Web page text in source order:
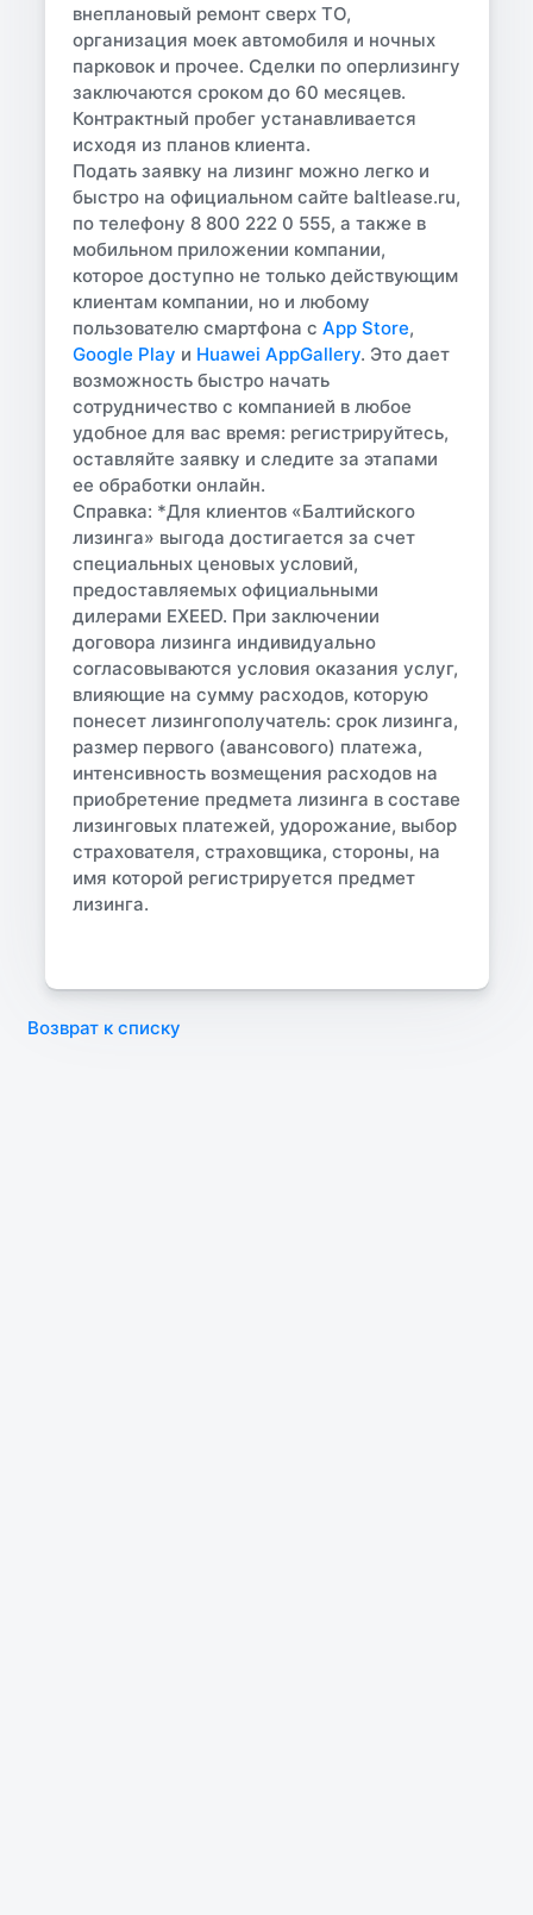
внеплановый ремонт сверх ТО,
организация моек автомобиля и ночных
парковок и прочее. Сделки по оперлизингу
заключаются сроком до 60 месяцев.
Контрактный пробег устанавливается
исходя из планов клиента.
Подать заявку на лизинг можно легко и
быстро на официальном сайте baltlease.ru,
по телефону 8 800 222 0 555, а также в
мобильном приложении компании,
которое доступно не только действующим
клиентам компании, но и любому
пользователю смартфона с App Store,
Google Play и Huawei AppGallery. Это дает
возможность быстро начать
сотрудничество с компанией в любое
удобное для вас время: регистрируйтесь,
оставляйте заявку и следите за этапами
ее обработки онлайн.
Справка: *Для клиентов «Балтийского
лизинга» выгода достигается за счет
специальных ценовых условий,
предоставляемых официальными
дилерами EXEED. При заключении
договора лизинга индивидуально
согласовываются условия оказания услуг,
влияющие на сумму расходов, которую
понесет лизингополучатель: срок лизинга,
размер первого (авансового) платежа,
интенсивность возмещения расходов на
приобретение предмета лизинга в составе
лизинговых платежей, удорожание, выбор
страхователя, страховщика, стороны, на
имя которой регистрируется предмет
лизинга.
Возврат к списку